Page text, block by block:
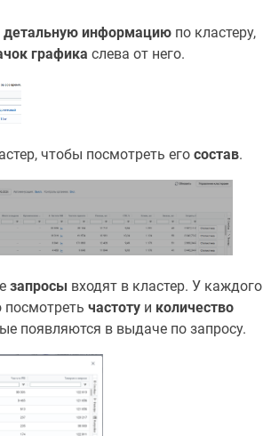
детальную информацию по кластеру,
графика слева от него.
чтобы посмотреть его состав.
запросы входят в кластер. У каждого
частоту и количество
появляются в выдаче по запросу.